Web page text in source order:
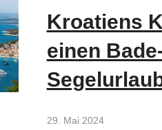
Kroatiens
einen
29. Mai 2024